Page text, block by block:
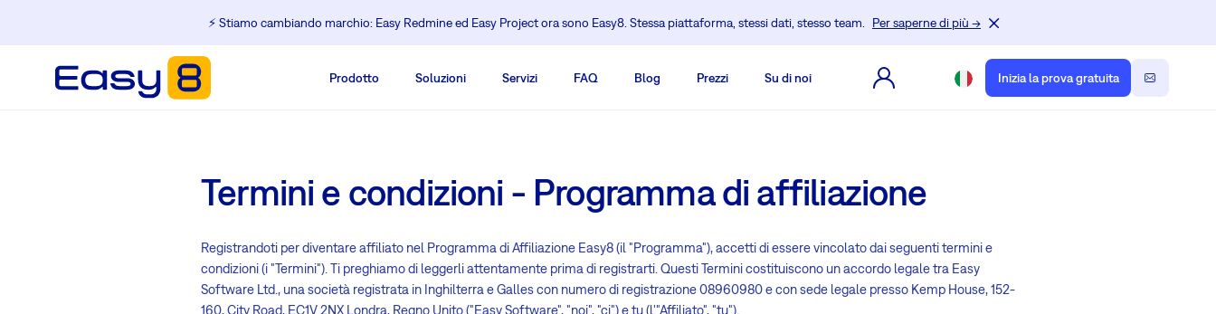
⚡️ Stiamo cambiando marchio: Easy Redmine ed Easy Project ora sono Easy8. Stessa piattaforma, stessi dati, stesso team. Per saperne di più →
Prodotto Soluzioni Servizi FAQ Blog Prezzi Su di noi Inizia la prova gratuita
Termini e condizioni - Programma di affiliazione
Registrandoti per diventare affiliato nel Programma di Affiliazione Easy8 (il "Programma"), accetti di essere vincolato dai seguenti termini e
condizioni (i "Termini"). Ti preghiamo di leggerli attentamente prima di registrarti. Questi Termini costituiscono un accordo legale tra Easy
Software Ltd., una società registrata in Inghilterra e Galles con numero di registrazione 08960980 e con sede legale presso Kemp House, 152-
160, City Road, EC1V 2NX Londra, Regno Unito ("Easy Software", "noi", "ci") e tu (l'"Affiliato", "tu").